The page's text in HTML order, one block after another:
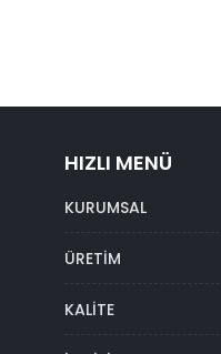
HIZLI MENÜ
KURUMSAL
ÜRETİM
KALİTE